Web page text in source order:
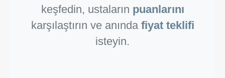
keşfedin, ustaların puanlarını
karşılaştırın ve anında fiyat teklifi
isteyin.